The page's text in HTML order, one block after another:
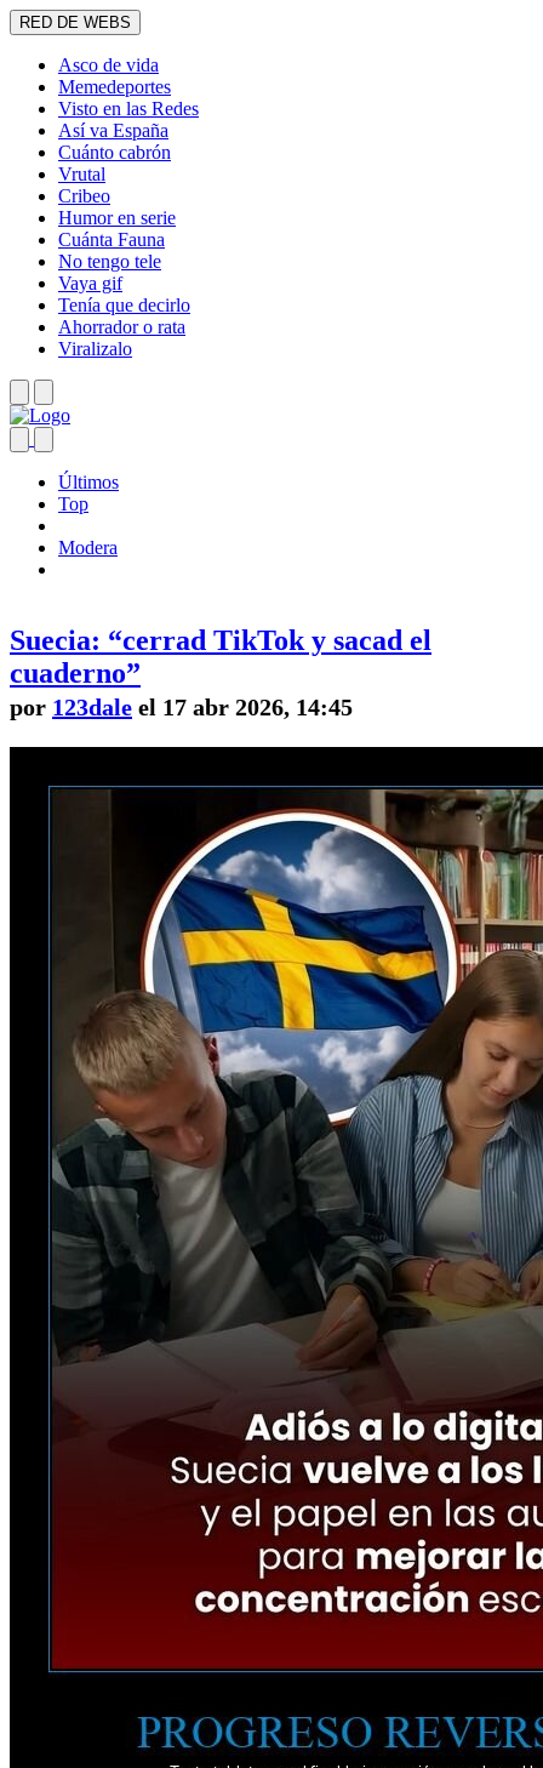
RED DE WEBS
Asco de vida
Memedeportes
Visto en las Redes
Así va España
Cuánto cabrón
Vrutal
Cribeo
Humor en serie
Cuánta Fauna
No tengo tele
Vaya gif
Tenía que decirlo
Ahorrador o rata
Viralizalo
Últimos
Top
Modera
Suecia: “cerrad TikTok y sacad el
cuaderno”
por 123dale el 17 abr 2026, 14:45